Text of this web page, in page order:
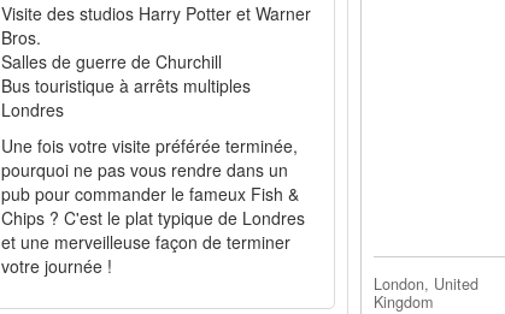
Visite des studios Harry Potter et Warner
Bros.
Salles de guerre de Churchill
Bus touristique à arrêts multiples
Londres
Une fois votre visite préférée terminée,
pourquoi ne pas vous rendre dans un
pub pour commander le fameux Fish &
Chips ? C'est le plat typique de Londres
et une merveilleuse façon de terminer
votre journée !
London, United
Kingdom